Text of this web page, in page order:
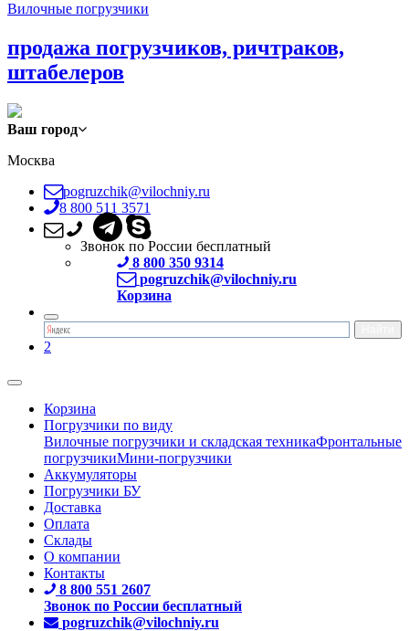
Вилочные погрузчики
продажа погрузчиков, ричтраков,
штабелеров
Ваш город
Москва
pogruzchik@vilochniy.ru
8 800 511 3571
Звонок по России бесплатный
8 800 350 9314
pogruzchik@vilochniy.ru
Корзина
2
Корзина
Погрузчики по виду
Вилочные погрузчики и складская техникаФронтальные
погрузчикиМини-погрузчики
Аккумуляторы
Погрузчики БУ
Доставка
Оплата
Склады
О компании
Контакты
8 800 551 2607
Звонок по России бесплатный
pogruzchik@vilochniy.ru